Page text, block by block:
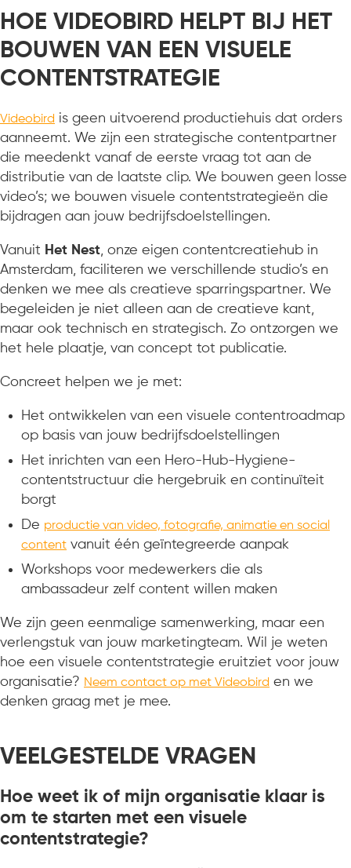
HOE VIDEOBIRD HELPT BIJ HET
BOUWEN VAN EEN VISUELE
CONTENTSTRATEGIE
Videobird is geen uitvoerend productiehuis dat orders
aanneemt. We zijn een strategische contentpartner
die meedenkt vanaf de eerste vraag tot aan de
distributie van de laatste clip. We bouwen geen losse
video’s; we bouwen visuele contentstrategieën die
bijdragen aan jouw bedrijfsdoelstellingen.
Vanuit Het Nest, onze eigen contentcreatiehub in
Amsterdam, faciliteren we verschillende studio’s en
denken we mee als creatieve sparringspartner. We
begeleiden je niet alleen aan de creatieve kant,
maar ook technisch en strategisch. Zo ontzorgen we
het hele plaatje, van concept tot publicatie.
Concreet helpen we je met:
Het ontwikkelen van een visuele contentroadmap
op basis van jouw bedrijfsdoelstellingen
Het inrichten van een Hero-Hub-Hygiene-
contentstructuur die hergebruik en continuïteit
borgt
De productie van video, fotografie, animatie en social
content vanuit één geïntegreerde aanpak
Workshops voor medewerkers die als
ambassadeur zelf content willen maken
We zijn geen eenmalige samenwerking, maar een
verlengstuk van jouw marketingteam. Wil je weten
hoe een visuele contentstrategie eruitziet voor jouw
organisatie? Neem contact op met Videobird en we
denken graag met je mee.
VEELGESTELDE VRAGEN
Hoe weet ik of mijn organisatie klaar is
om te starten met een visuele
contentstrategie?